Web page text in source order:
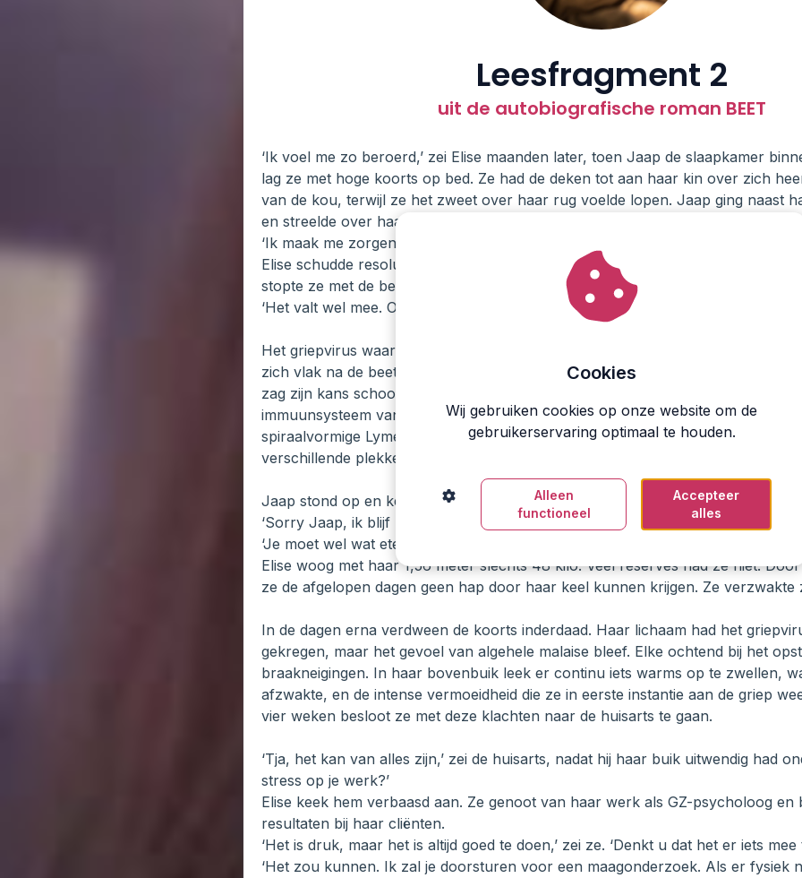
Leesfragment 2
uit de autobiografische roman BEET
‘Ik voel me zo beroerd,’ zei Elise maanden later, toen Jaap de slaapkamer
lag ze met hoge koorts op bed. Ze had de deken tot aan haar kin over zich
van de kou, terwijl ze het zweet over haar rug voelde lopen. Jaap ging naast
en streelde over haar haren, die klam aanvoelden.
‘Ik maak me zorgen, Elise. Zal ik een dokter bellen?’
Elise schudde resoluut haar hoofd, wat de misselijkheid die ze al dagen ervoer,
stopte ze met de beweging.
‘Het valt wel mee. Over een paar dagen ben ik beter.'
Het griepvirus waarde rond in het lijf van Elise en brak haar weerstand af. De
zich vlak na de beet had genesteld in haar organen, ruggenmerg,
zag zijn kans schoon om toe te slaan. Hij groeide en vermenigvuldigde zich,
immuunsysteem van Elise druk bezig was met de verdediging tegen het
spiraalvormige Lyme-bacterie werd nauwelijks opgemerkt en creëerde
verschillende plekken in Elises lichaam. Het maakte haar zieker dan ze al was.
Jaap stond op en keek zorgelijk naar Elise. ‘Kom je straks beneden eten? Dan
‘Sorry Jaap, ik blijf boven. Ik ben te duizelig. Bovendien heb ik geen trek in
‘Je moet wel wat eten,’ zei Jaap verontrust.
Elise woog met haar 1,56 meter slechts 48 kilo. Veel reserves had ze niet. Door
ze de afgelopen dagen geen hap door haar keel kunnen krijgen. Ze verzwakte
In de dagen erna verdween de koorts inderdaad. Haar lichaam had het
gekregen, maar het gevoel van algehele malaise bleef. Elke ochtend bij het
braakneigingen. In haar bovenbuik leek er continu iets warms op te zwellen,
afzwakte, en de intense vermoeidheid die ze in eerste instantie aan de griep
vier weken besloot ze met deze klachten naar de huisarts te gaan.
‘Tja, het kan van alles zijn,’ zei de huisarts, nadat hij haar buik uitwendig had
stress op je werk?’
Elise keek hem verbaasd aan. Ze genoot van haar werk als GZ-psycholoog en
resultaten bij haar cliënten.
‘Het is druk, maar het is altijd goed te doen,’ zei ze. ‘Denkt u dat het er iets mee
‘Het zou kunnen. Ik zal je doorsturen voor een maagonderzoek. Als er fysiek
Cookies
Wij gebruiken cookies op onze website om de
gebruikerservaring optimaal te houden.
Alleen
functioneel
Accepteer
alles